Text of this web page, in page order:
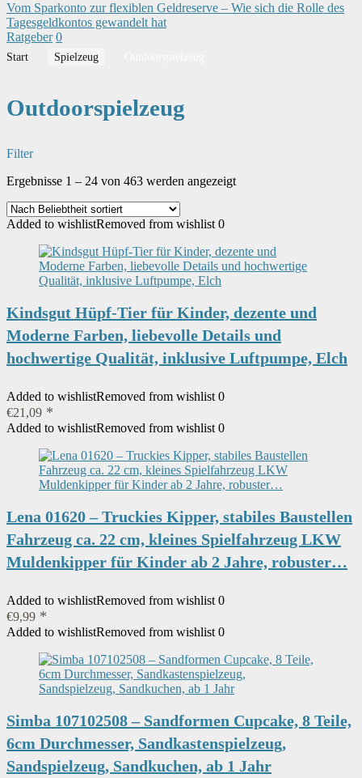
Vom Sparkonto zur flexiblen Geldreserve – Wie sich die Rolle des
Tagesgeldkontos gewandelt hat
Ratgeber 0
Start Spielzeug
Outdoorspielzeug
Filter
Ergebnisse 1 – 24 von 463 werden angezeigtNach
Added to wishlistRemoved from wishlist 0
Kindsgut Hüpf-Tier für Kinder, dezente und
Moderne Farben, liebevolle Details und
hochwertige Qualität, inklusive Luftpumpe, Elch
Added to wishlistRemoved from wishlist 0
€21,09
Added to wishlistRemoved from wishlist 0
Lena 01620 – Truckies Kipper, stabiles Baustellen
Fahrzeug ca. 22 cm, kleines Spielfahrzeug LKW
Muldenkipper für Kinder ab 2 Jahre, robuster…
Added to wishlistRemoved from wishlist 0
€9,99
Added to wishlistRemoved from wishlist 0
Simba 107102508 – Sandformen Cupcake, 8 Teile,
6cm Durchmesser, Sandkastenspielzeug,
Sandspielzeug, Sandkuchen, ab 1 Jahr